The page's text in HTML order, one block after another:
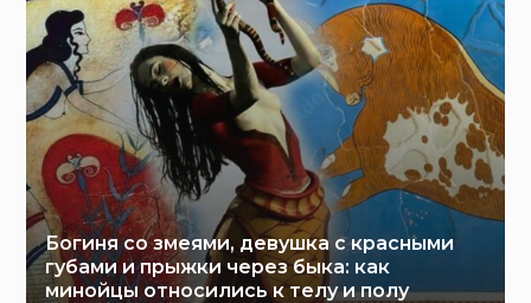
Богиня со змеями, девушка с красными
губами и прыжки через быка: как
минойцы относились к телу и полу